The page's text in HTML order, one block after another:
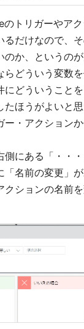
トリガーやア
るだけなので、
のか、というのが
らどういう変数
にどういうこと
たほうがよいと
ー・アクション
側にある「・・
「名前の変更」
クションの名前